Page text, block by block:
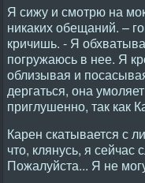
Я сижу и смотрю на
никаких обещаний. –
кричишь. - Я
погружаюсь в нее. Я
облизывая и
дергаться, она
приглушенно, так как
Карен скатывается с
что, клянусь, я
Пожалуйста... Я не